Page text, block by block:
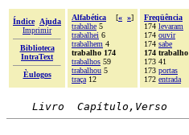
Índice
Ajuda
Imprimir
Biblioteca
IntraText
Èulogos
Alfabética [« »]
trabalhe 5
trabalhei 6
trabalhem 4
trabalho 174
trabalhos 59
trabalhou 5
traça 12
Freqüência
174 levaram
174 ouvir
174 sabe
174 trabalho
173 41
173 portas
172 entrada
Livro  Capítulo,Verso